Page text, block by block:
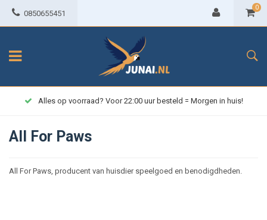
0850655451
0
op voorraad? Voor 22:00 uur besteld = Morgen in huis!
All For Paws
All For Paws, producent van huisdier speelgoed en benodigdheden.